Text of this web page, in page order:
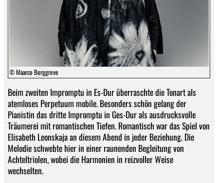
© Maarco Borggreve
Beim zweiten Impromptu in Es-Dur überraschte die Tonart als
atemloses Perpetuum mobile. Besonders schön gelang der
Pianistin das dritte Impromptu in Ges-Dur als ausdrucksvolle
Träumerei mit romantischen Tiefen. Romantisch war das Spiel von
Elisabeth Leonskaja an diesem Abend in jeder Beziehung. Die
Melodie schwebte hier in einer raunenden Begleitung von
Achteltriolen, wobei die Harmonien in reizvoller Weise
wechselten.